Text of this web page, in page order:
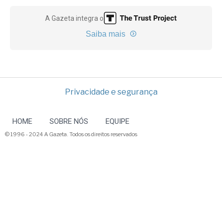
A Gazeta integra o
Saiba mais
Privacidade e segurança
HOME SOBRE NÓS EQUIPE
© 1996 - 2024 A Gazeta. Todos os direitos reservados